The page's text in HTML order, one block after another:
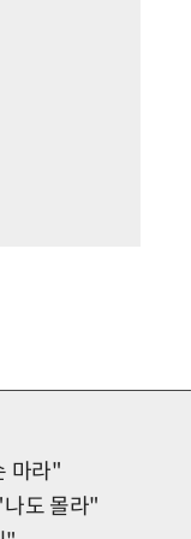
마라"
도 몰라"